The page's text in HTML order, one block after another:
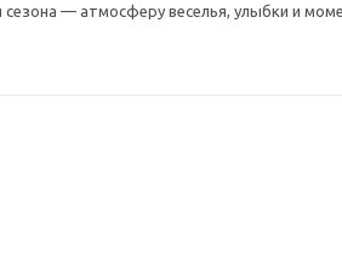
— атмосферу веселья, улыбки и